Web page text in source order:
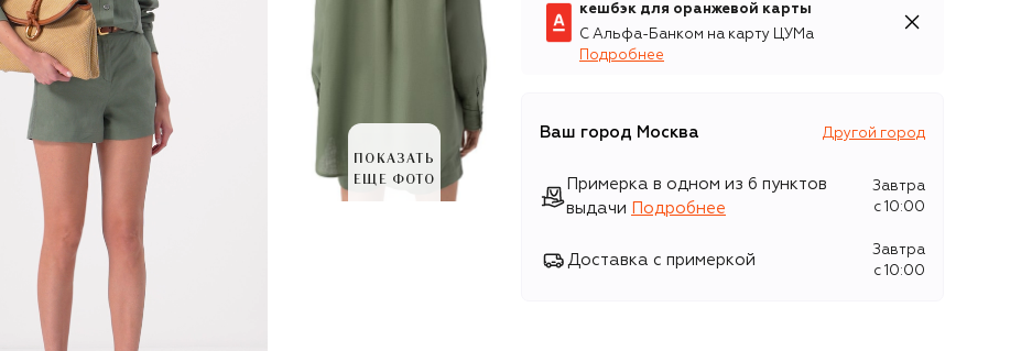
ПОКАЗАТЬ
ЕЩЕ ФОТО
кешбэк для оранжевой карты
С Альфа-Банком на карту ЦУМа
Подробнее
Ваш город Москва Другой город
Примерка в одном из 6 пунктов
выдачи
Подробнее
Завтра
c 10:00
Доставка с примеркой
Завтра
c 10:00